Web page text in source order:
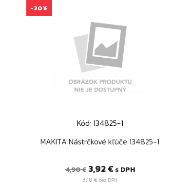
Kód: 134825-1
MAKITA Nástrčkové kľúče 134825-1
Bežná
cena
4,90 € Cena
3,92 € s DPH
3,18 € bez DPH
-20%
 Rýchly náhľad